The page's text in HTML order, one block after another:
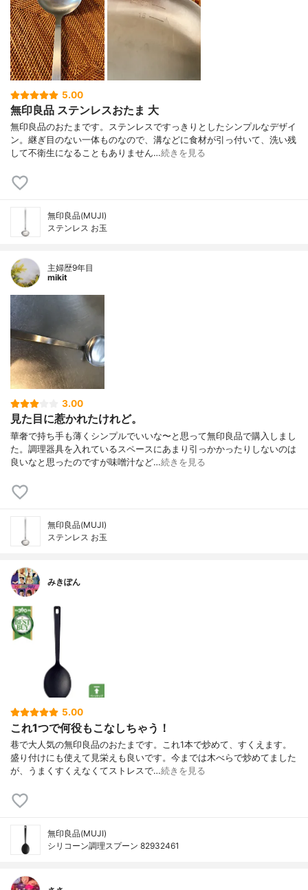
5.00
無印良品 ステンレスおたま 大
無印良品のおたまです。ステンレスですっきりとしたシンプルなデザイ
ン。継ぎ目のない一体ものなので、溝などに食材が引っ付いて、洗い残
して不衛生になることもありません…続きを見る
無印良品(MUJI)
ステンレス お玉
主婦歴9年目
mikit
3.00
見た目に惹かれたけれど。
華奢で持ち手も薄くシンプルでいいな〜と思って無印良品で購入しまし
た。調理器具を入れているスペースにあまり引っかかったりしないのは
良いなと思ったのですが味噌汁など…続きを見る
無印良品(MUJI)
ステンレス お玉
みきぽん
5.00
これ1つで何役もこなしちゃう！
巷で大人気の無印良品のおたまです。これ1本で炒めて、すくえます。
盛り付けにも使えて見栄えも良いです。今までは木べらで炒めてました
が、うまくすくえなくてストレスで…続きを見る
無印良品(MUJI)
シリコーン調理スプーン 82932461